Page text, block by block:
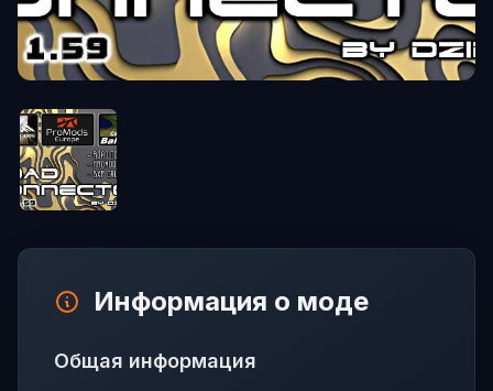
Информация о моде
Общая информация